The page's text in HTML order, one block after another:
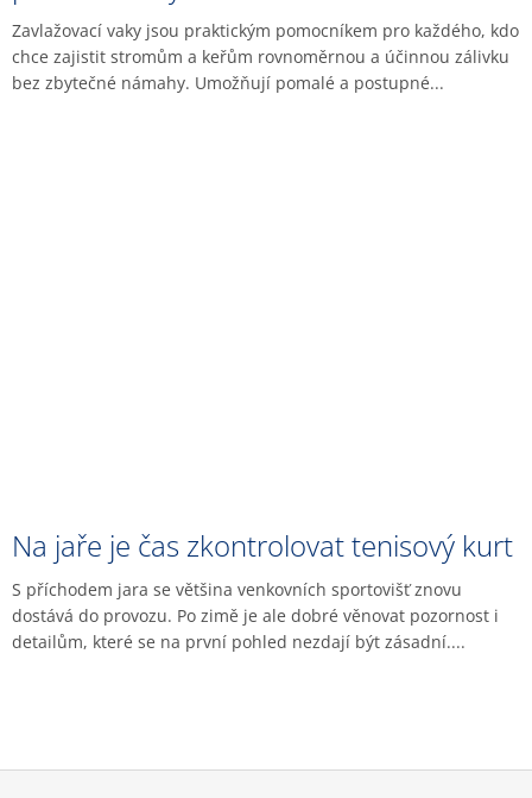
Zavlažovací vaky jsou praktickým pomocníkem pro každého, kdo
chce zajistit stromům a keřům rovnoměrnou a účinnou zálivku
bez zbytečné námahy. Umožňují pomalé a postupné...
Na jaře je čas zkontrolovat tenisový kurt
S příchodem jara se většina venkovních sportovišť znovu
dostává do provozu. Po zimě je ale dobré věnovat pozornost i
detailům, které se na první pohled nezdají být zásadní....